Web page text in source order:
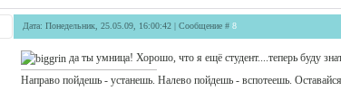
Дата: Понедельник, 25.05.09, 16:00:42 | Сообщение # 8
да ты умница! Хорошо, что я ещё студент....теперь буду
Направо пойдешь - устанешь. Налево пойдешь - вспотеешь.